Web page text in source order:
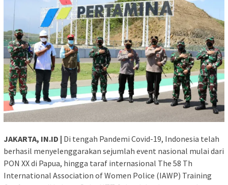
JAKARTA, IN.ID | Di tengah Pandemi Covid-19, Indonesia telah
berhasil menyelenggarakan sejumlah event nasional mulai dari
PON XX di Papua, hingga taraf internasional The 58 Th
International Association of Women Police (IAWP) Training